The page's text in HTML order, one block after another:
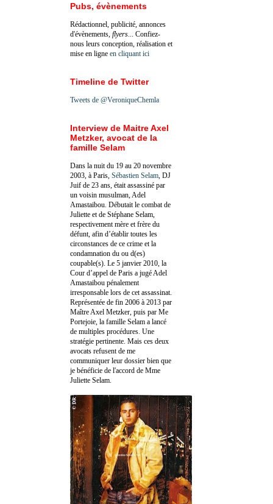
Pubs, évènements
Rédactionnel, publicité, annonces
d'évènements, flyers ... Confiez-
nous leurs conception, réalisation et
mise en ligne en cliquant ici
Timeline de Twitter
Tweets de @VeroniqueChemla
Interview de Maitre Axel
Metzker, avocat de la
famille Selam
Dans la nuit du 19 au 20 novembre
2003, à Paris, Sébastien Selam , DJ
Juif de 23 ans, était assassiné par
un voisin musulman, Adel
Amastaibou. Débutait le combat de
Juliette et de Stéphane Selam,
respectivement mère et frère du
défunt, afin d’établir toutes les
circonstances de ce crime et la
condamnation du ou d(es)
coupable(s). Le 5 janvier 2010, la
Cour d’appel de Paris a jugé Adel
Amastaibou pénalement
irresponsable lors de cet assassinat.
Représentée de fin 2006 à 2013 par
Maître Axel Metzker, puis par Me
Portejoie, la famille Selam a lancé
de multiples procédures. Une
stratégie pertinente. Mais ces deux
avocats refusent de me
communiquer leur dossier bien que
je bénéficie de l'accord de Mme
Juliette Selam.